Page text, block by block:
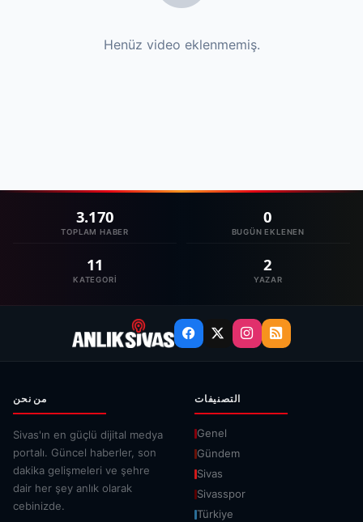
Henüz video eklenmemiş.
3.170
TOPLAM HABER
0
BUGÜN EKLENEN
11
KATEGORI
2
YAZAR
من نحن
Sivas'ın en güçlü dijital medya
portalı. Güncel haberler, son
dakika gelişmeleri ve şehre
dair her şey anlık olarak
cebinizde.
التصنيفات
Genel
Gündem
Sivas
Sivasspor
Türkiye